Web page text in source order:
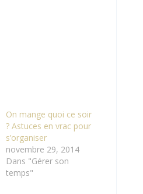
On mange quoi ce soir
? Astuces en vrac pour
s’organiser
novembre 29, 2014
Dans "Gérer son
temps"